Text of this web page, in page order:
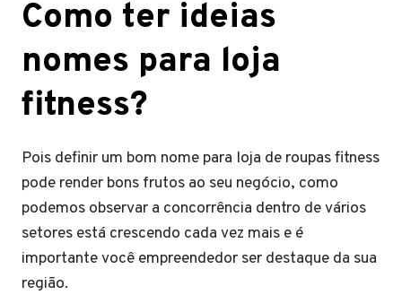
Como ter ideias
nomes para loja
fitness?
Pois definir um bom nome para loja de roupas fitness
pode render bons frutos ao seu negócio, como
podemos observar a concorrência dentro de vários
setores está crescendo cada vez mais e é
importante você empreendedor ser destaque da sua
região.